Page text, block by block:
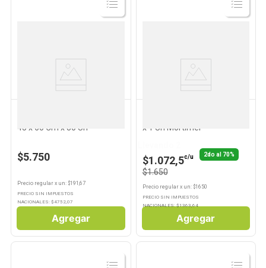
Ver
Producto
45 x 60 Cm x 30 Un
$5.750
Precio regular x un: $191,67
PRECIO SIN IMPUESTOS
NACIONALES: $4752,07
Agregar
Ver
Producto
x 1 Un Mortimer
$1.072,5c/u 2do al 70%
$1.650
Precio regularx un: $1650
PRECIO SIN IMPUESTOS
NACIONALES: $ 1363,64
Agregar